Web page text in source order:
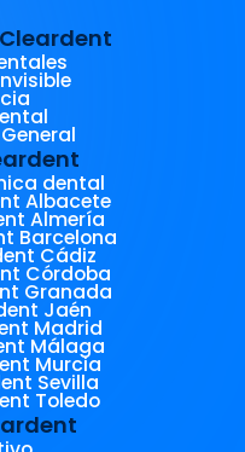
dental
Albacete
Almería
Barcelona
Cádiz
Córdoba
Granada
Jaén
Madrid
Málaga
Murcia
Sevilla
Toledo